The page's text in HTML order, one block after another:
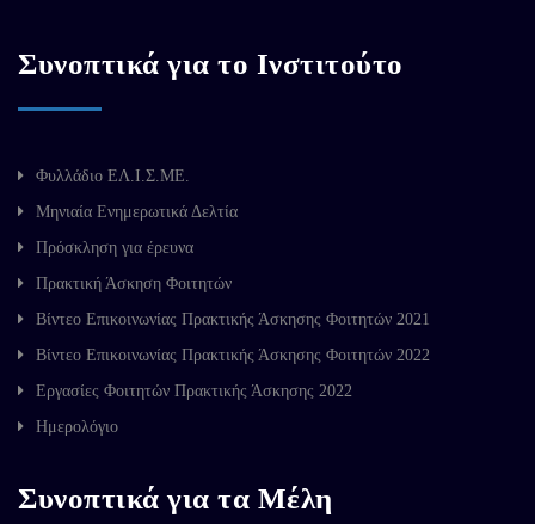
Συνοπτικά για το Ινστιτούτο
Φυλλάδιο ΕΛ.Ι.Σ.ΜΕ.
Μηνιαία Ενημερωτικά Δελτία
Πρόσκληση για έρευνα
Πρακτική Άσκηση Φοιτητών
Βίντεο Επικοινωνίας Πρακτικής Άσκησης Φοιτητών 2021
Βίντεο Επικοινωνίας Πρακτικής Άσκησης Φοιτητών 2022
Εργασίες Φοιτητών Πρακτικής Άσκησης 2022
Ημερολόγιο
Συνοπτικά για τα Μέλη